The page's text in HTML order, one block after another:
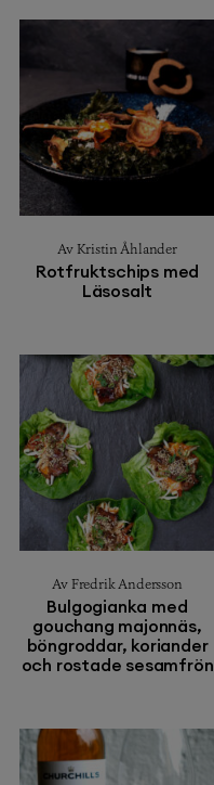
Av Kristin Åhlander
Rotfruktschips med
Läsosalt
Av Fredrik Andersson
Bulgogianka med
gouchang majonnäs,
böngroddar, koriander
och rostade sesamfrön